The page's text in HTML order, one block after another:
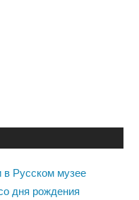
в Русском музее
дня рождения